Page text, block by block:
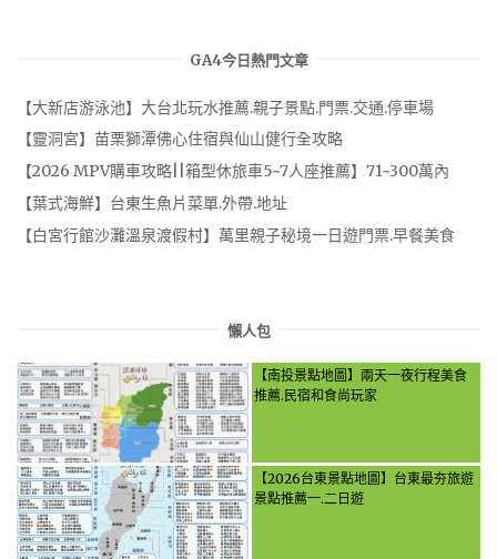
GA4今日熱門文章
【大新店游泳池】大台北玩水推薦.親子景點.門票.交通.停車場
【靈洞宮】苗栗獅潭佛心住宿與仙山健行全攻略
【2026 MPV購車攻略||箱型休旅車5~7人座推薦】71~300萬內
【葉式海鮮】台東生魚片菜單.外帶.地址
【白宮行館沙灘溫泉渡假村】萬里親子秘境一日遊門票.早餐美食
懶人包
【南投景點地圖】兩天一夜行程美食
推薦.民宿和食尚玩家
【2026台東景點地圖】台東最夯旅遊
景點推薦一.二日遊